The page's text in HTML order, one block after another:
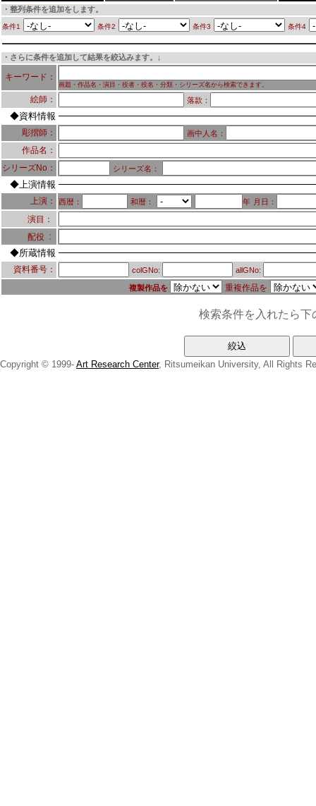
・整列条件を追加をします。
条件1 条件2 条件3 条件4
・さらに条件を追加して結果を絞込みます。↓
キーワード：
画題・作品名・演目・役者・役名・分類・シリーズ名から検索できます。
絵師： 落款：
◆資料情報
彫摺師： 画中人名：
作品名：
シリーズNo：
シリーズ名：
◆上演情報
上演： 西暦： 和暦： 年 月日：
演目：
配役 ：
◆所蔵情報
資料番号： colGNo: allGNo:
複製作品を 重複作品を
検索条件を入れたら
Copyright © 1999- Art Research Center, Ritsumeikan University, All Rights